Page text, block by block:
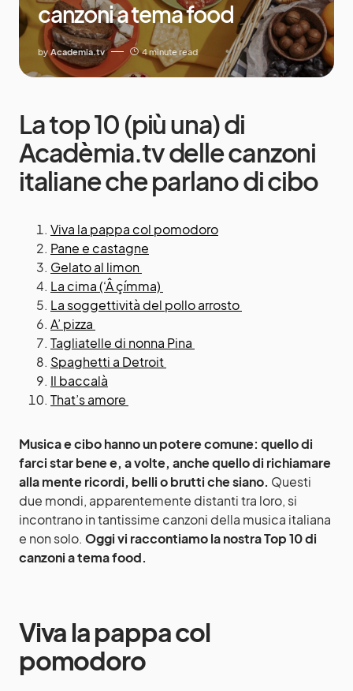
canzoni a tema food
by Academia.tv 4 minute read
La top 10 (più una) di
Acadèmia.tv delle canzoni
italiane che parlano di cibo
Viva la pappa col pomodoro
Pane e castagne
Gelato al limon
La cima (‘Â çímma)
La soggettività del pollo arrosto
A’ pizza
Tagliatelle di nonna Pina
Spaghetti a Detroit
Il baccalà
That’s amore
Musica e cibo hanno un potere comune: quello di
farci star bene e, a volte, anche quello di richiamare
alla mente ricordi, belli o brutti che siano. Questi
due mondi, apparentemente distanti tra loro, si
incontrano in tantissime canzoni della musica italiana
e non solo. Oggi vi raccontiamo la nostra Top 10 di
canzoni a tema food.
Viva la pappa col
pomodoro